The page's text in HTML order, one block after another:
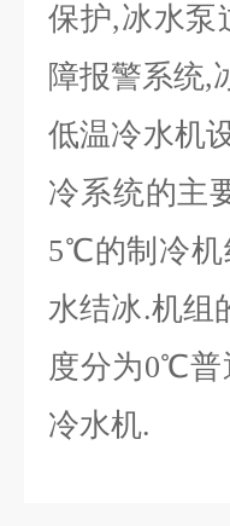
保护,冰水泵
障报警系统,
低温冷水机
冷系统的主
5℃的制冷机
水结冰.机组
度分为0℃
冷水机.